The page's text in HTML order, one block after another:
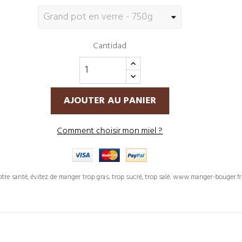
Cantidad
AJOUTER AU PANIER
Comment choisir mon miel ?
santé, évitez de manger trop gras, trop sucré, trop salé. www.manger-bouger.fr